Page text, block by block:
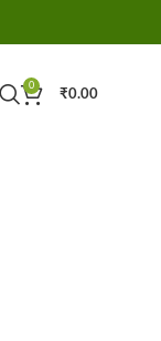
0
₹0.00